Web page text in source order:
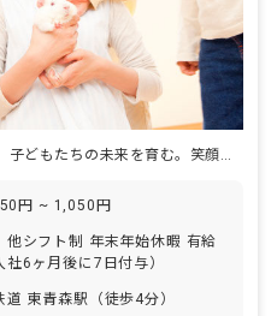
あなたの温かい手が、子どもたちの未来を育む。笑顔あふれる毎日を一緒に作りませんか？
円 ~ 1,050円
他シフト制 年末年始休暇 有給
社6ヶ月後に7日付与）
道 東青森駅（徒歩4分）